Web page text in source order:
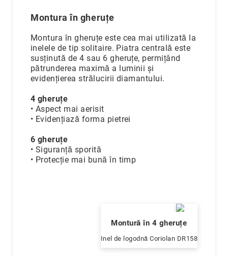
Unitatea
de
producție
Coriolan
Live
Shopping
Reselleri
Cutii
&
Cutii
Alte
accesorii
Montura în gheruțe
Montura în gheruțe este cea mai utilizată la
inelele de tip solitaire. Piatra centrală este
susținută de 4 sau 6 gheruțe, permițând
pătrunderea maximă a luminii și
evidențierea strălucirii diamantului.
4 gheruțe
• Aspect mai aerisit
• Evidențiază forma pietrei
6 gheruțe
• Siguranță sporită
• Protecție mai bună în timp
Montură în 4 gheruțe
Inel de logodnă Coriolan DR158